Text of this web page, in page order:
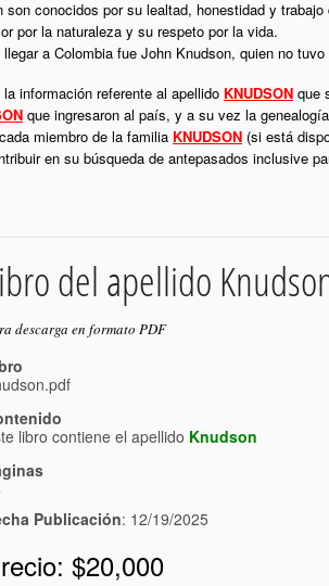
conocidos por su lealtad, honestidad y
por la naturaleza y su respeto por la vida.
a Colombia fue John Knudson, quien no
información referente al apellido KNUDSON que
que ingresaron al país, y a su vez la
miembro de la familia KNUDSON (si está
en su búsqueda de antepasados inclusive
del apellido
descarga en formato PDF
libro contiene el apellido Knudson
Publicación: 12/19/2025
$20,000